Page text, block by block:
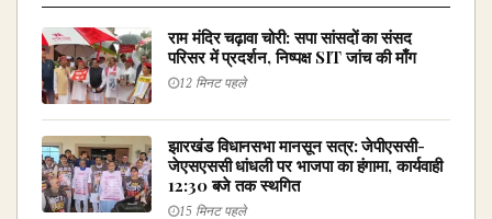
राम मंदिर चढ़ावा चोरी: सपा सांसदों का संसद
परिसर में प्रदर्शन, निष्पक्ष SIT जांच की माँग
12 मिनट पहले
झारखंड विधानसभा मानसून सत्र: जेपीएससी-
जेएसएससी धांधली पर भाजपा का हंगामा, कार्यवाही
12:30 बजे तक स्थगित
15 मिनट पहले